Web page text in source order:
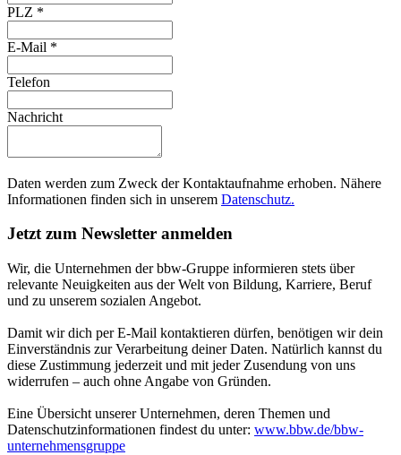
PLZ *
E-Mail *
Telefon
Nachricht
Daten werden zum Zweck der Kontaktaufnahme erhoben. Nähere
Informationen finden sich in unserem Datenschutz.
Jetzt zum Newsletter anmelden
Wir, die Unternehmen der bbw-Gruppe informieren stets über
relevante Neuigkeiten aus der Welt von Bildung, Karriere, Beruf
und zu unserem sozialen Angebot.
Damit wir dich per E-Mail kontaktieren dürfen, benötigen wir dein
Einverständnis zur Verarbeitung deiner Daten. Natürlich kannst du
diese Zustimmung jederzeit und mit jeder Zusendung von uns
widerrufen – auch ohne Angabe von Gründen.
Eine Übersicht unserer Unternehmen, deren Themen und
Datenschutzinformationen findest du unter: www.bbw.de/bbw-
unternehmensgruppe